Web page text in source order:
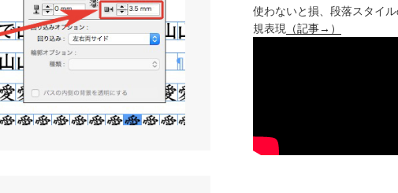
使わないと損、段落スタイ
規表現
（記事→）